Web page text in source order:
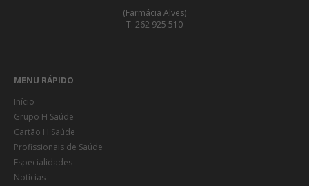
(Farmácia Alves)
T. 262 925 510
MENU RÁPIDO
Início
Grupo H Saúde
Cartão H Saúde
Profissionais de Saúde
Especialidades
Notícias